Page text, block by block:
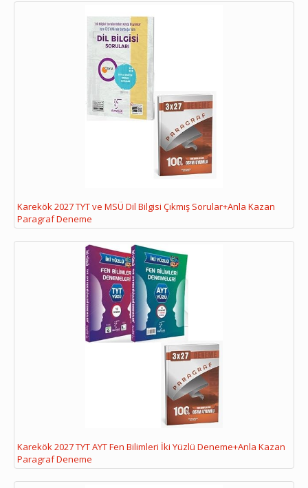
Karekök 2027 TYT ve MSÜ Dil Bilgisi Çıkmış Sorular+Anla Kazan
Paragraf Deneme
Karekök 2027 TYT AYT Fen Bilimleri İki Yüzlü Deneme+Anla Kazan
Paragraf Deneme